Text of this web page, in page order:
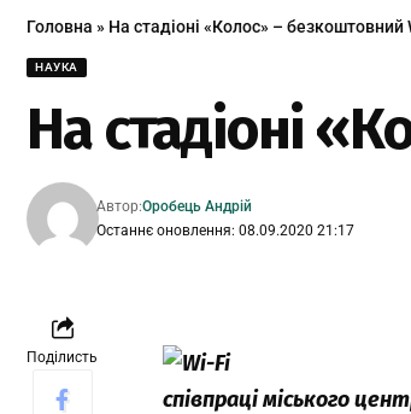
Головна » На стадіоні «Колос» – безкоштовний
НАУКА
На стадіоні
Останнє оновлення: 08.09.2020 21:17
Автор:Оробець Андрій
Поділисть
співпраці міського